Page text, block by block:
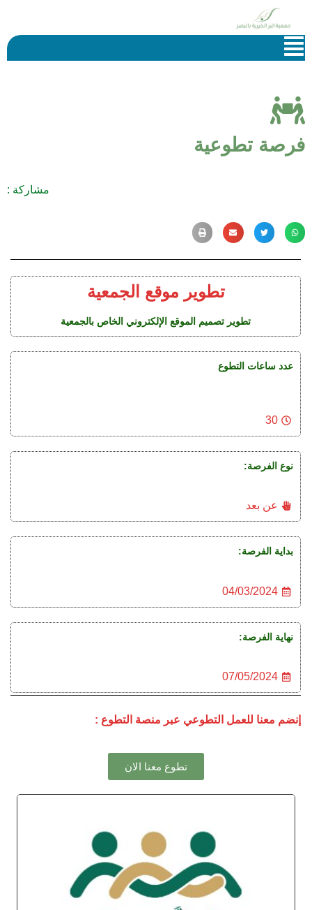
فرصة تطوعية
مشاركة :
تطوير موقع الجمعية
تطوير تصميم الموقع الإلكتروني الخاص بالجمعية
عدد ساعات التطوع
30
نوع الفرصة:
عن بعد
بداية الفرصة:
04/03/2024
نهاية الفرصة:
07/05/2024
إنضم معنا للعمل التطوعي عبر منصة التطوع :
تطوع معنا الان